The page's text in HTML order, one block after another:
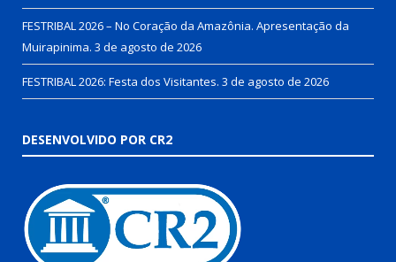
FESTRIBAL 2026 – No Coração da Amazônia. Apresentação da
Muirapinima. 3 de agosto de 2026
FESTRIBAL 2026: Festa dos Visitantes. 3 de agosto de 2026
DESENVOLVIDO POR CR2